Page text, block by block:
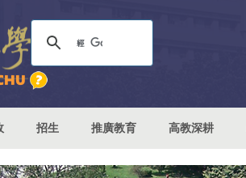
招生 推廣教育 高教深耕